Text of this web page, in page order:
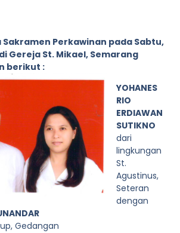
Perkawinan pada Sabtu,
Gereja St. Mikael, Semarang
berikut :
YOHANES
RIO
ERDIAWAN
SUTIKNO
dari
lingkungan
St.
Agustinus,
Seteran
dengan
Gedangan